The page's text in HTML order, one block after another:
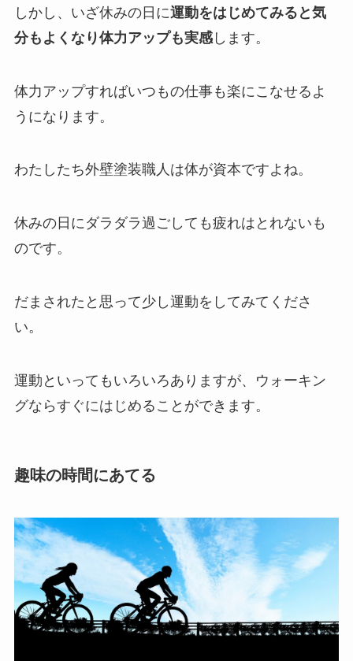
しかし、いざ休みの日に運動をはじめてみると気
分もよくなり体力アップも実感します。
体力アップすればいつもの仕事も楽にこなせるよ
うになります。
わたしたち外壁塗装職人は体が資本ですよね。
休みの日にダラダラ過ごしても疲れはとれないも
のです。
だまされたと思って少し運動をしてみてくださ
い。
運動といってもいろいろありますが、ウォーキン
グならすぐにはじめることができます。
趣味の時間にあてる